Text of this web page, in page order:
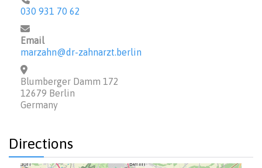
030 931 70 62
Email
marzahn@dr-zahnarzt.berlin
Blumberger Damm 172
12679 Berlin
Germany
Directions